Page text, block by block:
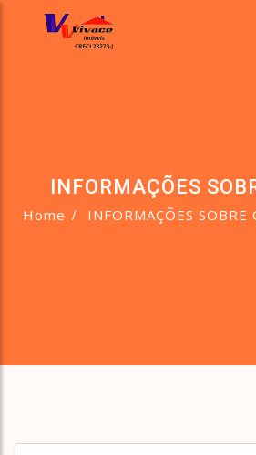
INFORMAÇÕES
Home INFORMAÇÕES SOBRE